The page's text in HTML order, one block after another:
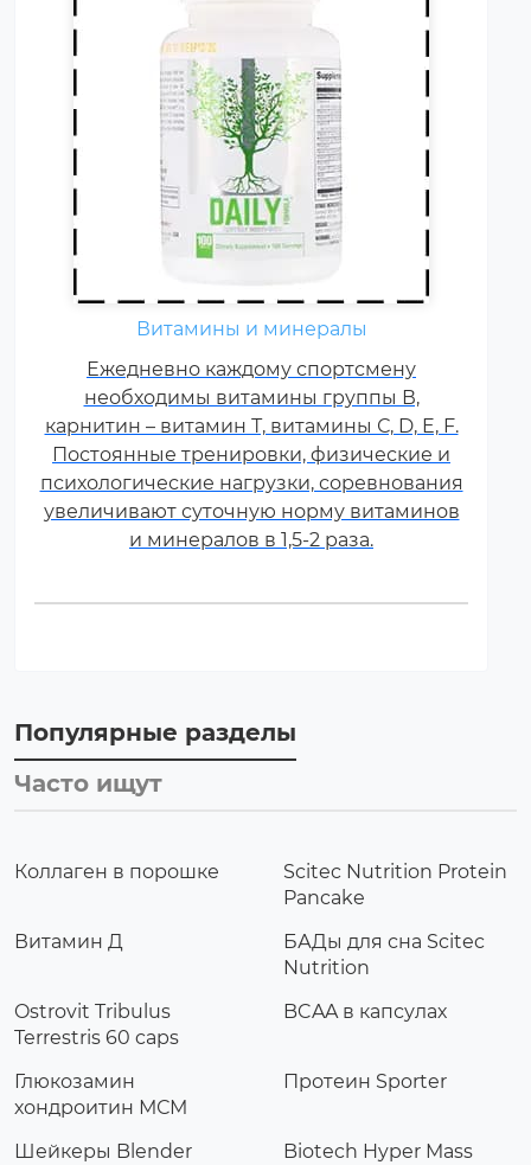
Витамины и минералы
Ежедневно каждому спортсмену
необходимы витамины группы В,
карнитин – витамин Т, витамины С, D, E, F.
Постоянные тренировки, физические и
психологические нагрузки, соревнования
увеличивают суточную норму витаминов
и минералов в 1,5-2 раза.
Популярные разделы
Часто ищут
Коллаген в порошке
Scitec Nutrition Protein
Pancake
Витамин Д
БАДы для сна Scitec
Nutrition
Ostrovit Tribulus
Terrestris 60 caps
BCAA в капсулах
Глюкозамин
хондроитин МСМ
Протеин Sporter
Шейкеры Blender
Biotech Hyper Mass